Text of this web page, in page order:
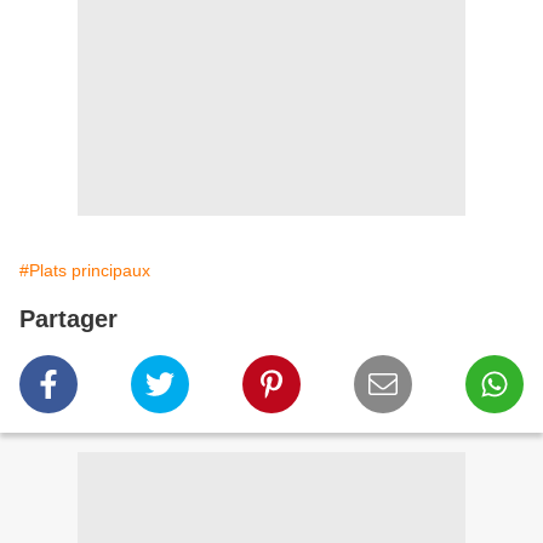
#Plats principaux
Partager